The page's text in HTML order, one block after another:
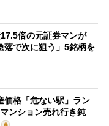
17.5倍の元証券マンが
落で次に狙う」5銘柄を
価格「危ない駅」ラン
ンション売れ行き鈍